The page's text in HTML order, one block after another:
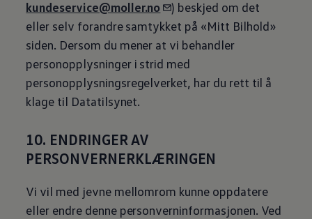
kundeservice@moller.no
) beskjed om det
eller selv forandre samtykket på «Mitt Bilhold»
siden. Dersom du mener at vi behandler
personopplysninger i strid med
personopplysningsregelverket, har du rett til å
klage til Datatilsynet.
10. ENDRINGER AV
PERSONVERNERKLÆRINGEN
Vi vil med jevne mellomrom kunne oppdatere
eller endre denne personverninformasjonen. Ved